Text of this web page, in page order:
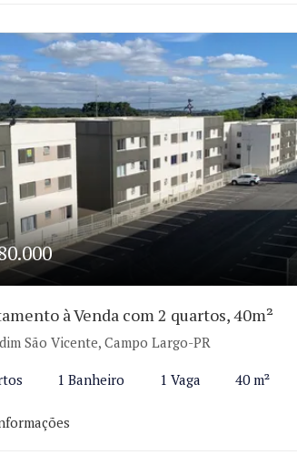
à Venda com 2 quartos, 40m²
São Vicente, Campo Largo-PR
1 Banheiro 1 Vaga 40 m²